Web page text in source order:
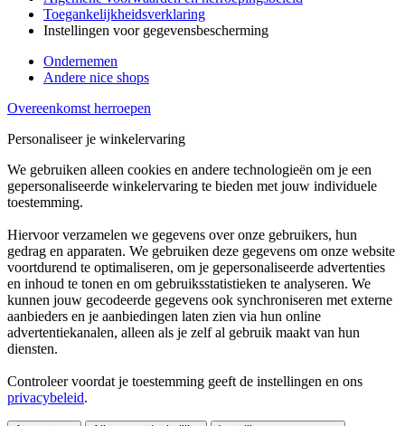
Toegankelijkheidsverklaring
Instellingen voor gegevensbescherming
Ondernemen
Andere nice shops
Overeenkomst herroepen
Personaliseer je winkelervaring
We gebruiken alleen cookies en andere technologieën om je een
gepersonaliseerde winkelervaring te bieden met jouw individuele
toestemming.
Hiervoor verzamelen we gegevens over onze gebruikers, hun
gedrag en apparaten. We gebruiken deze gegevens om onze website
voortdurend te optimaliseren, om je gepersonaliseerde advertenties
en inhoud te tonen en om gebruiksstatistieken te analyseren. We
kunnen jouw gecodeerde gegevens ook synchroniseren met externe
aanbieders en je aanbiedingen laten zien via hun online
advertentiekanalen, alleen als je zelf al gebruik maakt van hun
diensten.
Controleer voordat je toestemming geeft de instellingen en ons
privacybeleid.